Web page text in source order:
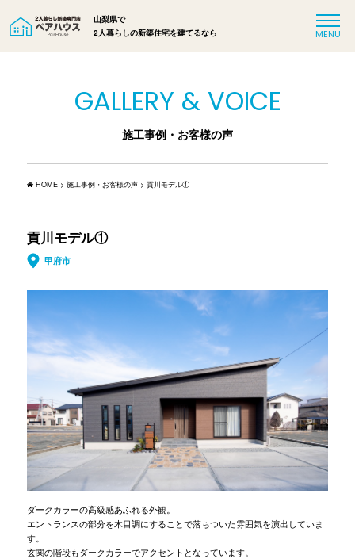
山梨県で
2人暮らしの新築住宅を建てるなら
GALLERY & VOICE
施工事例・お客様の声
HOME >施工事例・お客様の声 >貢川モデル①
貢川モデル①
甲府市
ダークカラーの高級感あふれる外観。
エントランスの部分を木目調にすることで落ちついた雰囲気を演出していま
す。
玄関の階段もダークカラーでアクセントとなっています。